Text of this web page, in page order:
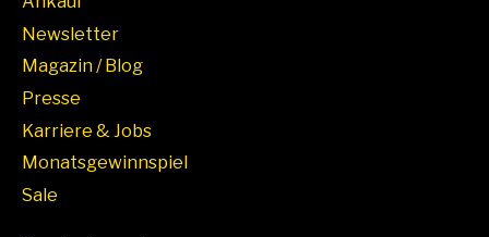
Newsletter
Magazin / Blog
Presse
Karriere & Jobs
Monatsgewinnspiel
Sale